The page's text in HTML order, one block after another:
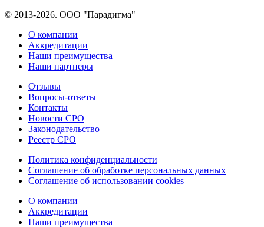
© 2013-2026. ООО "Парадигма"
О компании
Аккредитации
Наши преимущества
Наши партнеры
Отзывы
Вопросы-ответы
Контакты
Новости СРО
Законодательство
Реестр СРО
Политика конфиденциальности
Соглашение об обработке персональных данных
Соглашение об использовании cookies
О компании
Аккредитации
Наши преимущества